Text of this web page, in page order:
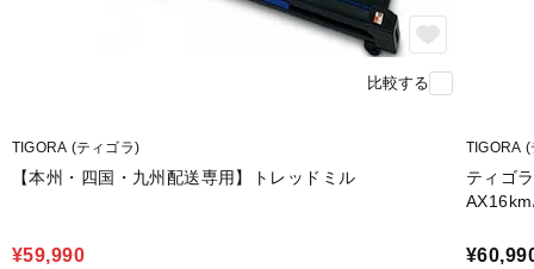
比較する
TIGORA (ティゴラ)
【本州・四国・九州配送専用】トレッドミル
¥59,990
TIGORA
ティゴ